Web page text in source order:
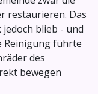
restaurieren. Das
blieb - und
Reinigung führte
des
bewegen